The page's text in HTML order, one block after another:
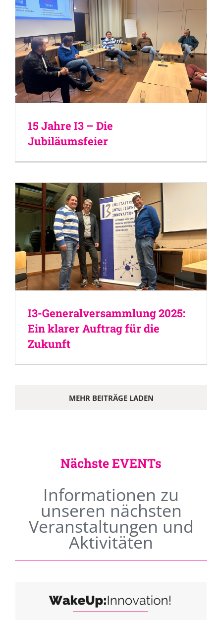
15 Jahre I3 – Die
Jubiläumsfeier
I3-Generalversammlung 2025:
Ein klarer Auftrag für die
Zukunft
MEHR BEITRÄGE LADEN
Nächste EVENTs
Informationen zu
unseren nächsten
Veranstaltungen und
Aktivitäten